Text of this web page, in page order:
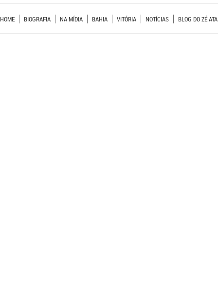
HOME BIOGRAFIA NA MÍDIA BAHIA VITÓRIA NOTÍCIAS BLOG DO ZÉ